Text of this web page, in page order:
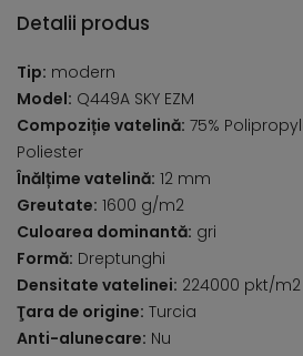
Detalii produs
Tip: modern
Model: Q449A SKY EZM
Compoziție vatelină: 75%
Poliester
Înălțime vatelină: 12 mm
Greutate: 1600 g/m2
Culoarea dominantă: gri
Formă: Dreptunghi
Densitate vatelinei: 224000 pkt/m2
Ţara de origine: Turcia
Anti-alunecare: Nu